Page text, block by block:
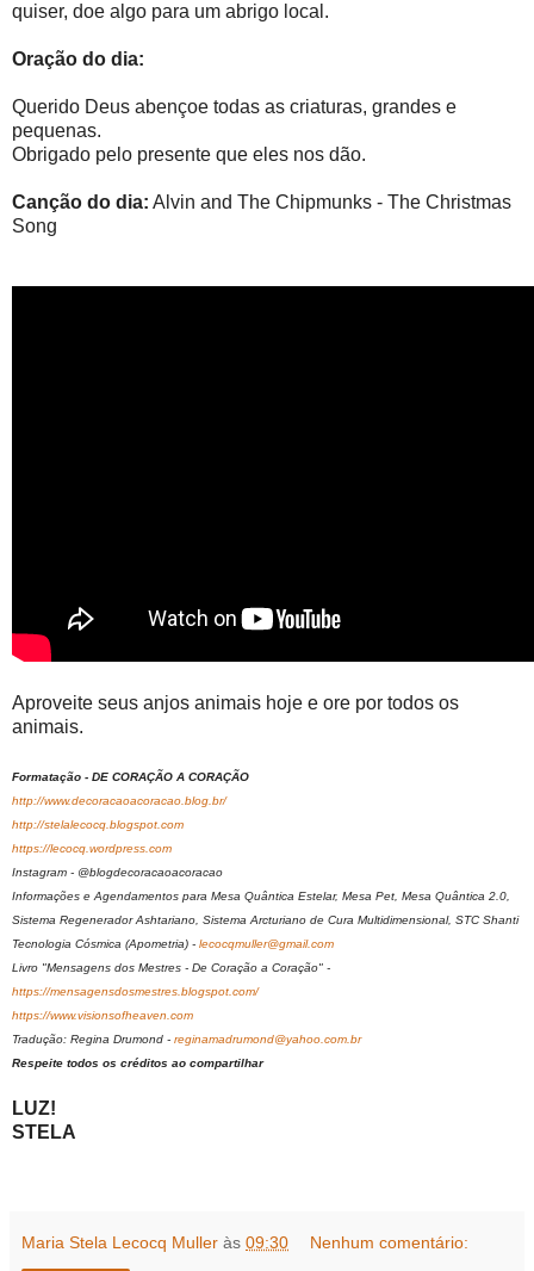
quiser, doe algo para um abrigo local.
Oração do dia:
Querido Deus abençoe todas as criaturas, grandes e
pequenas.
Obrigado pelo presente que eles nos dão.
Canção do dia: Alvin and The Chipmunks - The Christmas
Song
Aproveite seus anjos animais hoje e ore por todos os
animais.
Formatação - DE CORAÇÃO A CORAÇÃO
http://www.decoracaoacoracao.blog.br/
http://stelalecocq.blogspot.com
https://lecocq.wordpress.com
Instagram - @blogdecoracaoacoracao
Informações e Agendamentos para Mesa Quântica Estelar, Mesa Pet, Mesa Quântica 2.0,
Sistema Regenerador Ashtariano, Sistema Arcturiano de Cura Multidimensional, STC Shanti
Tecnologia Cósmica (Apometria) - lecocqmuller@gmail.com
Livro "Mensagens dos Mestres - De Coração a Coração" -
https://mensagensdosmestres.blogspot.com/
https://www.visionsofheaven.com
Tradução: Regina Drumond - reginamadrumond@yahoo.com.br
Respeite todos os créditos ao compartilhar
LUZ!
STELA
Maria Stela Lecocq Muller às 09:30 Nenhum comentário: